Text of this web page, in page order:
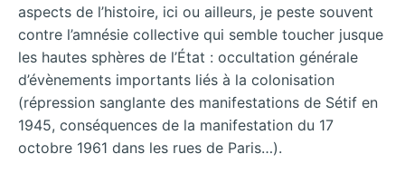
aspects de l’histoire, ici ou ailleurs, je peste souvent
contre l’amnésie collective qui semble toucher jusque
les hautes sphères de l’État : occultation générale
d’évènements importants liés à la colonisation
(répression sanglante des manifestations de Sétif en
1945, conséquences de la manifestation du 17
octobre 1961 dans les rues de Paris…).